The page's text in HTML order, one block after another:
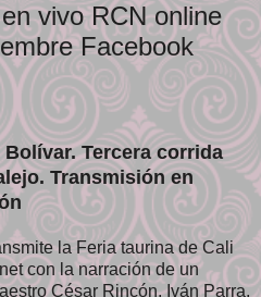
vivo RCN online
Facebook
Bolívar. Tercera corrida
Transmisión en
la Feria taurina de Cali
con la narración de un
César Rincón, Iván Parra,